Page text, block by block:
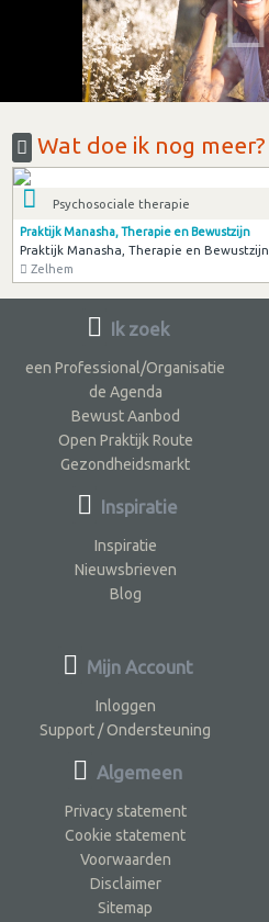
Wat doe ik nog meer?
Psychosociale therapie
Praktijk Manasha, Therapie en Bewustzijn
Praktijk Manasha, Therapie en Bewustzijn
Zelhem
Ik zoek
een Professional/Organisatie
de Agenda
Bewust Aanbod
Open Praktijk Route
Gezondheidsmarkt
Inspiratie
Inspiratie
Nieuwsbrieven
Blog
Mijn Account
Inloggen
Support / Ondersteuning
Algemeen
Privacy statement
Cookie statement
Voorwaarden
Disclaimer
Sitemap